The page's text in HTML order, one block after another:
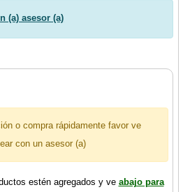
(a) asesor (a)
o compra rápidamente favor ve
con un asesor (a)
estén agregados y ve abajo para